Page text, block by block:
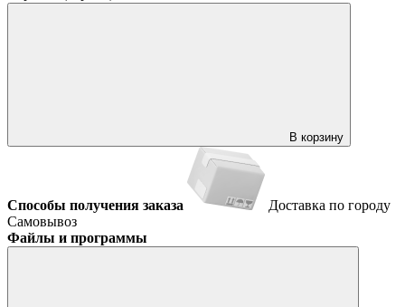
В корзину
Способы получения заказа
Доставка по городу
Самовывоз
Файлы и программы